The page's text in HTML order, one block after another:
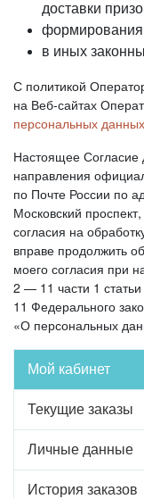
доставки
формирования
в иных
С политикой
на Веб-сайтах
персональных данных
Настоящее Согласие
направления
по Почте России по
Московский
согласия на
вправе продолжить
моего согласия при
2 — 11 части 1 статьи
11 Федерального
«О персональных
Мой кабинет
Текущие заказы
Личные данные
История заказов